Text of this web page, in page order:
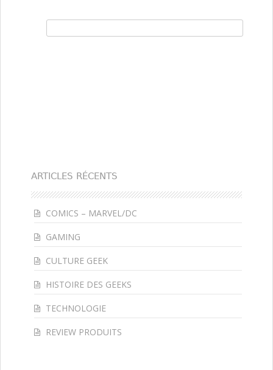
Rechercher :
ARTICLES RÉCENTS
COMICS – MARVEL/DC
GAMING
CULTURE GEEK
HISTOIRE DES GEEKS
TECHNOLOGIE
REVIEW PRODUITS